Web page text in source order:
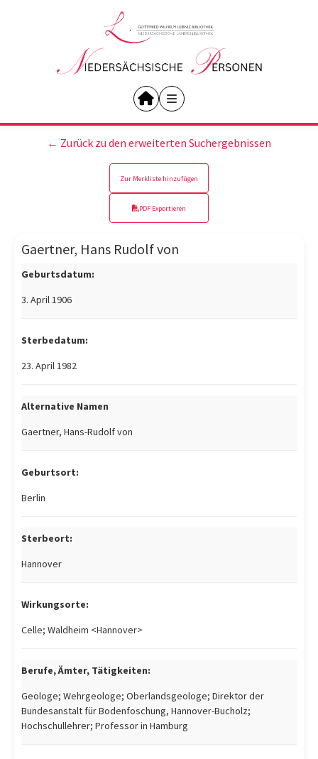
← Zurück zu den erweiterten Suchergebnissen
Zur Merkliste hinzufügen
PDF Exportieren
Gaertner, Hans Rudolf von
Geburtsdatum:
3. April 1906
Sterbedatum:
23. April 1982
Alternative Namen
Gaertner, Hans-Rudolf von
Geburtsort:
Berlin
Sterbeort:
Hannover
Wirkungsorte:
Celle; Waldheim <Hannover>
Berufe, Ämter, Tätigkeiten:
Geologe; Wehrgeologe; Oberlandsgeologe; Direktor der
Bundesanstalt für Bodenfoschung, Hannover-Bucholz;
Hochschullehrer; Professor in Hamburg